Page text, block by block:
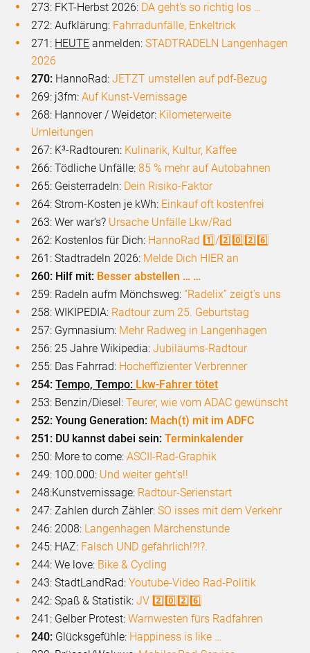
273: FKT-Herbst 2026: DA geht's so richtig los …
272: Aufklärung: Fahrradunfälle, Enkeltrick
271: HEUTE anmelden:STADTRADELN Langenhagen
2026
270: HannoRad:JETZT umstellen auf pdf-Bezug
269: j3fm:Auf Kunst-Vernissage
268: Hannover / Weidetor: Kilometerweite
Umleitungen
267: K³-Radtouren: Kulinarik, Kultur, Kaffee
266: Tödliche Unfälle:85 % mehr auf Autobahnen
265: Geisterradeln: Dein Risiko-Faktor
264: Strom-Kosten je kWh: Einkauf oft kostenfrei
263: Wer war's? Ursache Unfälle Lkw/Rad
262: Kostenlos für Dich: HannoRad 1️⃣/2️⃣0️⃣2️⃣6️⃣
261: Stadtradeln 2026: Melde Dich HIER an
260: Hilf mit: Besser abstellen … …
259: Radeln aufm Mönchsweg:“Radelix” zeigt's uns
258: WIKIPEDIA: Radtour zum 25. Geburtstag
257: Gymnasium: Mehr Radweg in Langenhagen
256: 25 Jahre Wikipedia:Jubiläums-Radtour
255: Das Fahrrad: Hocheffizienter Verbrenner
254:Tempo, Tempo: Lkw-Fahrer tötet
253: Benzin/Diesel:Teurer, wie vom ADAC gewünscht
252: Young Generation: Mach(t) mit im ADFC
251: DU kannst dabei sein:Terminkalender
250: More to come:ASCII-Rad-Graphik
249: 100.000: Und weiter geht's!!
248:Kunstvernissage: Radtour-Serienstart
247: Zahlen durch Zähler:SO isses mit dem Verkehr
246: 2008: Langenhagen Märchenstunde
245: HAZ: Falsch UND gefährlich!?!?.
244: We love: Bike & Cycling
243: StadtLandRad:Youtube-Video Rad-Politik
242: Spaß & Statistik:JV 2️⃣0️⃣2️⃣6️⃣
241: Gelber Protest:Warnwesten fürs Radfahren
240: Glücksgefühle: Happiness is like …